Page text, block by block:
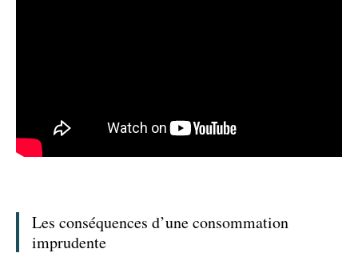
Les conséquences d’une consommation
imprudente